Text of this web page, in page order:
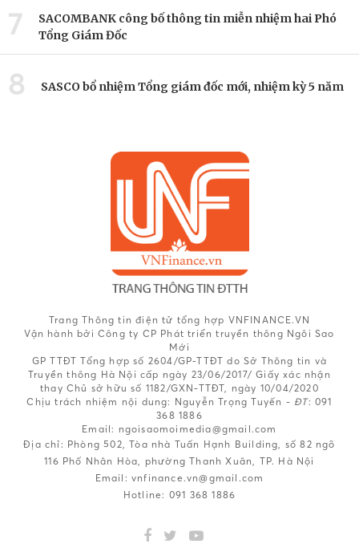
7
SACOMBANK công bố thông tin miễn nhiệm hai Phó
Tổng Giám Đốc
8 SASCO bổ nhiệm Tổng giám đốc mới, nhiệm kỳ 5 năm
Trang Thông tin điện tử tổng hợp VNFINANCE.VN
Vận hành bởi Công ty CP Phát triển truyền thông Ngôi Sao
Mới
GP TTĐT Tổng hợp số 2604/GP-TTĐT do Sở Thông tin và
Truyền thông Hà Nội cấp ngày 23/06/2017/ Giấy xác nhận
thay Chủ sở hữu số 1182/GXN-TTĐT, ngày 10/04/2020
Chịu trách nhiệm nội dung: Nguyễn Trọng Tuyến - ĐT: 091
368 1886
Email: ngoisaomoimedia@gmail.com
Địa chỉ: Phòng 502, Tòa nhà Tuấn Hạnh Building, số 82 ngõ
116 Phố Nhân Hòa, phường Thanh Xuân, TP. Hà Nội
Email: vnfinance.vn@gmail.com
Hotline: 091 368 1886